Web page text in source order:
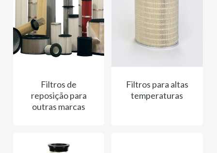
Filtros de
reposição para
outras marcas
Filtros para altas
temperaturas